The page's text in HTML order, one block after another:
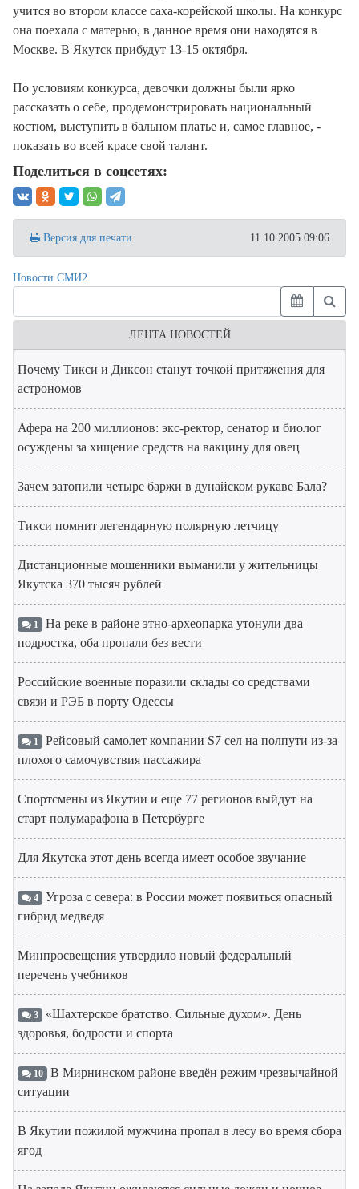
учится во втором классе саха-корейской школы. На конкурс
она поехала с матерью, в данное время они находятся в
Москве. В Якутск прибудут 13-15 октября.
По условиям конкурса, девочки должны были ярко
рассказать о себе, продемонстрировать национальный
костюм, выступить в бальном платье и, самое главное, -
показать во всей красе свой талант.
Поделиться в соцсетях:
Версия для печати 11.10.2005 09:06
Новости СМИ2
ЛЕНТА НОВОСТЕЙ
Почему Тикси и Диксон станут точкой притяжения для
астрономов
Афера на 200 миллионов: экс-ректор, сенатор и биолог
осуждены за хищение средств на вакцину для овец
Зачем затопили четыре баржи в дунайском рукаве Бала?
Тикси помнит легендарную полярную летчицу
Дистанционные мошенники выманили у жительницы
Якутска 370 тысяч рублей
1 На реке в районе этно-археопарка утонули два
подростка, оба пропали без вести
Российские военные поразили склады со средствами
связи и РЭБ в порту Одессы
1 Рейсовый самолет компании S7 сел на полпути из-за
плохого самочувствия пассажира
Спортсмены из Якутии и еще 77 регионов выйдут на
старт полумарафона в Петербурге
Для Якутска этот день всегда имеет особое звучание
4 Угроза с севера: в России может появиться опасный
гибрид медведя
Минпросвещения утвердило новый федеральный
перечень учебников
3 «Шахтерское братство. Сильные духом». День
здоровья, бодрости и спорта
10 В Мирнинском районе введён режим чрезвычайной
ситуации
В Якутии пожилой мужчина пропал в лесу во время сбора
ягод